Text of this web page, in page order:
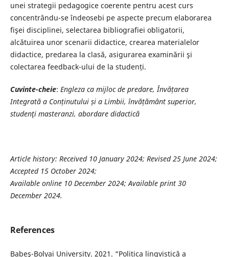
unei strategii pedagogice coerente pentru acest curs
concentrându-se îndeosebi pe aspecte precum elaborarea
fişei disciplinei, selectarea bibliografiei obligatorii,
alcătuirea unor scenarii didactice, crearea materialelor
didactice, predarea la clasă, asigurarea examinării şi
colectarea feedback-ului de la studenți.
Cuvinte-cheie: Engleza ca mijloc de predare, Învățarea
Integrată a Conținutului și a Limbii, învățământ superior,
studenţi masteranzi, abordare didactică
Article history: Received 10 January 2024; Revised 25 June 2024;
Accepted 15 October 2024;
Available online 10 December 2024; Available print 30
December 2024.
References
Babeş-Bolyai University. 2021. “Politica lingvistică a